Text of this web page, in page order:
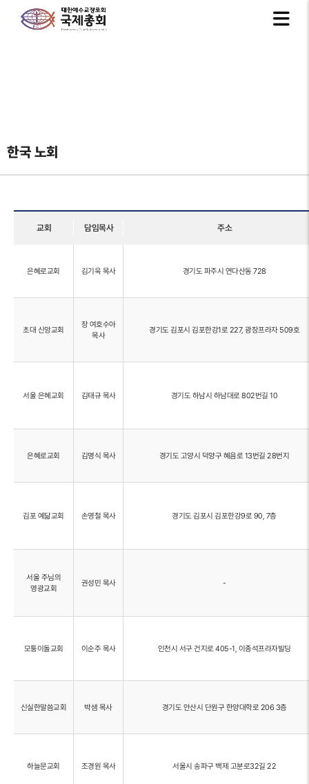
한국 노회
교회 담임목사 주소
은혜로교회 김기욱 목사 경기도 파주시 연다산동 728
초대 신앙교회
장 여호수아
목사
경기도 김포시 김포한강1로 227, 광장프라자 509호
서울 은혜교회 김태규 목사 경기도 하남시 하남대로 802번길 10
은혜로교회 김명식 목사 경기도 고양시 덕양구 혜음로 13번길 28번지
김포 예닮교회 손영철 목사 경기도 김포시 김포한강9로 90, 7층
서울 주님의
영광교회
권성민 목사 -
모퉁이돌교회 이순주 목사 인천시 서구 건지로 405-1, 이종석프라자빌딩
신실한말씀교회 박샘 목사 경기도 안산시 단원구 한양대학로 206 3층
하늘문교회 조경원 목사 서울시 송파구 백제 고분로32길 22